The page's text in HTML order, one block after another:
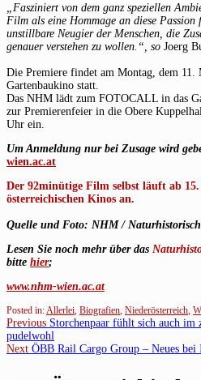
„Fasziniert von dem ganz speziellen
Film als eine Hommage an diese Passion
unstillbare Neugier der Menschen, die
genauer verstehen zu wollen.“, so Joerg
Die Premiere findet am Montag, dem
Gartenbaukino statt.
Das NHM lädt zum FOTOCALL in das
zur Premierenfeier in die Obere
Uhr ein.
Um Anmeldung nur bei Zusage wird
wien.ac.at
Der 92minütige Film selbst läuft ab
österreichischen Kinos an.
Quelle und Foto: NHM /
Lesen Sie noch mehr über das
bitte hier;
www.nhm-wien.ac.at
Posted in: Allerlei Biografien Niederösterreich
Beitragsnavigation
Previous Previous
post:
Storchenpaar fühlt sich auch
pudelwohl
Next Next
ÖBB Rail Cargo Group – Neues bei